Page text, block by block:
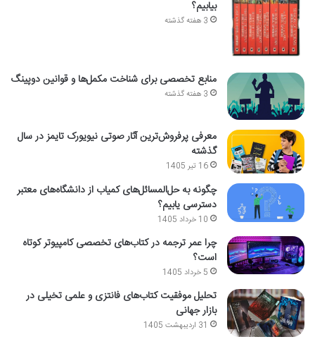
بیابیم؟
3 هفته گذشته
منابع تخصصی برای شناخت مکمل‌ها و قوانین دوپینگ
3 هفته گذشته
معرفی پرفروش‌ترین آثار صوتی نیویورک تایمز در سال
گذشته
16 تیر 1405
چگونه به حل‌المسائل‌های کمیاب از دانشگاه‌های معتبر
دسترسی یابیم؟
10 خرداد 1405
چرا عمر ترجمه در کتاب‌های تخصصی کامپیوتر کوتاه
است؟
5 خرداد 1405
تحلیل موفقیت کتاب‌های فانتزی و علمی تخیلی در
بازار جهانی
31 اردیبهشت 1405